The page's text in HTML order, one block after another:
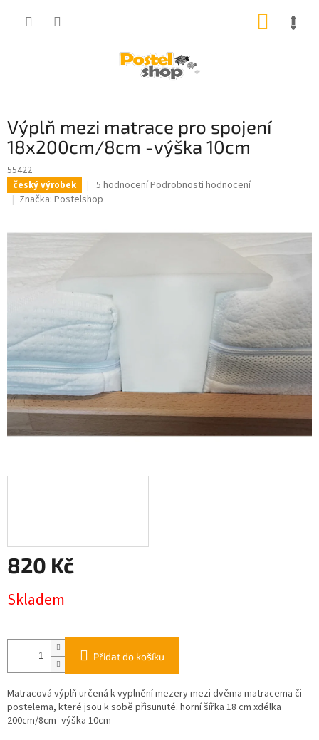
Výplň mezi matrace pro spojení
18x200cm/8cm -výška 10cm
55422
český výrobek
Průměrné
hodnocení
5 hodnoceníPodrobnosti hodnocení
Značka: Postelshop
820 Kč
cena:
Skladem
Přidat do košíku
Matracová výplň určená k vyplnění mezery mezi dvěma matracema či
postelema, které jsou k sobě přisunuté. horní šířka 18 cm xdélka
200cm/8cm -výška 10cm